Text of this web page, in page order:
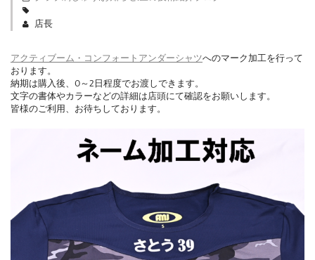
店長
アクティブーム・コンフォートアンダーシャツへのマーク加工を行って
おります。
納期は購入後、0～2日程度でお渡しできます。
文字の書体やカラーなどの詳細は店頭にて確認をお願いします。
皆様のご利用、お待ちしております。